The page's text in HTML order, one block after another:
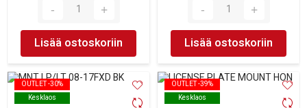
Lisää ostoskoriin Lisää ostoskoriin
OUTLET -30%
Kesklaos
OUTLET -30%
Kesklaos
OUTLET -39%
Kesklaos
OUTLET -39%
Kesklaos